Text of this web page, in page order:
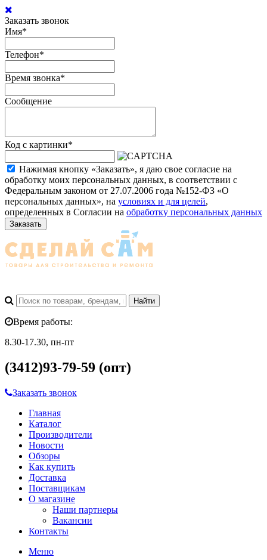
Заказать звонок
Имя*
Телефон*
Время звонка*
Сообщение
Код с картинки*
Нажимая кнопку «Заказать», я даю свое согласие на
обработку моих персональных данных, в соответствии с
Федеральным законом от 27.07.2006 года №152-ФЗ «О
персональных данных», на условиях и для целей,
определенных в Согласии на обработку персональных данных
Заказать
Время работы:
8.30-17.30, пн-пт
(3412)93-79-59 (опт)
Заказать звонок
Главная
Каталог
Производители
Новости
Обзоры
Как купить
Доставка
Поставщикам
О магазине
Наши партнеры
Вакансии
Контакты
Меню